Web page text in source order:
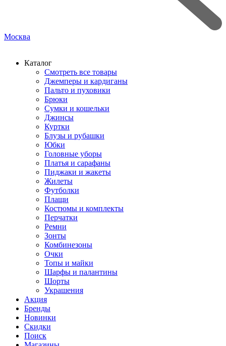
Москва
Каталог
Смотреть все товары
Джемперы и кардиганы
Пальто и пуховики
Брюки
Сумки и кошельки
Джинсы
Куртки
Блузы и рубашки
Юбки
Головные уборы
Платья и сарафаны
Пиджаки и жакеты
Жилеты
Футболки
Плащи
Костюмы и комплекты
Перчатки
Ремни
Зонты
Комбинезоны
Очки
Топы и майки
Шарфы и палантины
Шорты
Украшения
Акция
Бренды
Новинки
Скидки
Поиск